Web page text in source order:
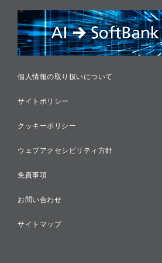
リスクマネジメント
税務に対する取り組み
採用情報
個人情報の取り扱いについて
サイトポリシー
クッキーポリシー
ウェブアクセシビリティ方針
免責事項
お問い合わせ
サイトマップ